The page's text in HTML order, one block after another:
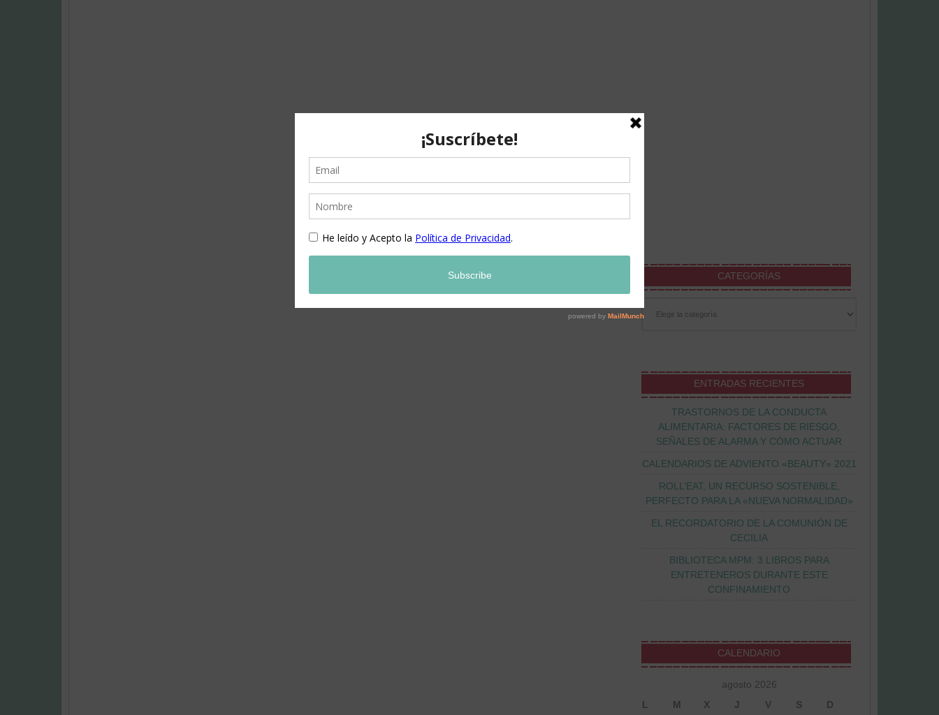
CATEGORÍAS
ENTRADAS RECIENTES
TRASTORNOS DE LA CONDUCTA
ALIMENTARIA: FACTORES DE RIESGO,
SEÑALES DE ALARMA Y CÓMO ACTUAR
CALENDARIOS DE ADVIENTO «BEAUTY» 2021
ROLL’EAT, UN RECURSO SOSTENIBLE,
PERFECTO PARA LA «NUEVA NORMALIDAD»
EL RECORDATORIO DE LA COMUNIÓN DE
CECILIA
BIBLIOTECA MPM: 3 LIBROS PARA
ENTRETENEROS DURANTE ESTE
CONFINAMIENTO
CALENDARIO
agosto 2026
L
M X J V S D